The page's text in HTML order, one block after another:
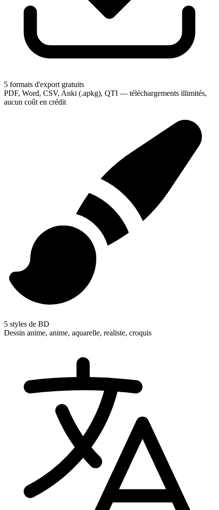
5 formats d'export gratuits
PDF, Word, CSV, Anki (.apkg), QTI — téléchargements illimités,
aucun coût en crédit
5 styles de BD
Dessin anime, anime, aquarelle, realiste, croquis